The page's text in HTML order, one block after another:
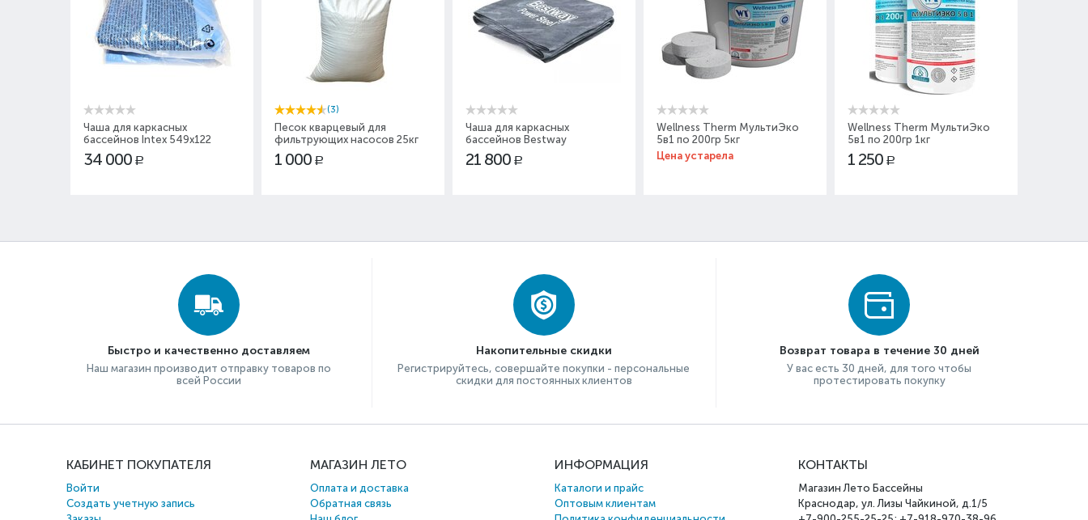
Чаша для каркасных
бассейнов Intex 549x122
10099
34 000 Р
(3)
Песок кварцевый для
фильтрующих насосов 25кг
1 000 Р
Чаша для каркасных
бассейнов Bestway
412x201x122 P07891
21 800 Р
Wellness Therm МультиЭко
5в1 по 200гр 5кг
Цена устарела
Wellness Therm МультиЭко
5в1 по 200гр 1кг
1 250 Р
Быстро и качественно доставляем
Наш магазин производит отправку товаров по
всей России
Накопительные скидки
Регистрируйтесь, совершайте покупки - персональные
скидки для постоянных клиентов
Возврат товара в течение 30 дней
У вас есть 30 дней, для того чтобы
протестировать покупку
КАБИНЕТ ПОКУПАТЕЛЯ
Войти
Создать учетную запись
МАГАЗИН ЛЕТО
Оплата и доставка
Обратная связь
ИНФОРМАЦИЯ
Каталоги и прайс
Оптовым клиентам
КОНТАКТЫ
Магазин Лето Бассейны
Краснодар, ул. Лизы Чайкиной, д.1/5